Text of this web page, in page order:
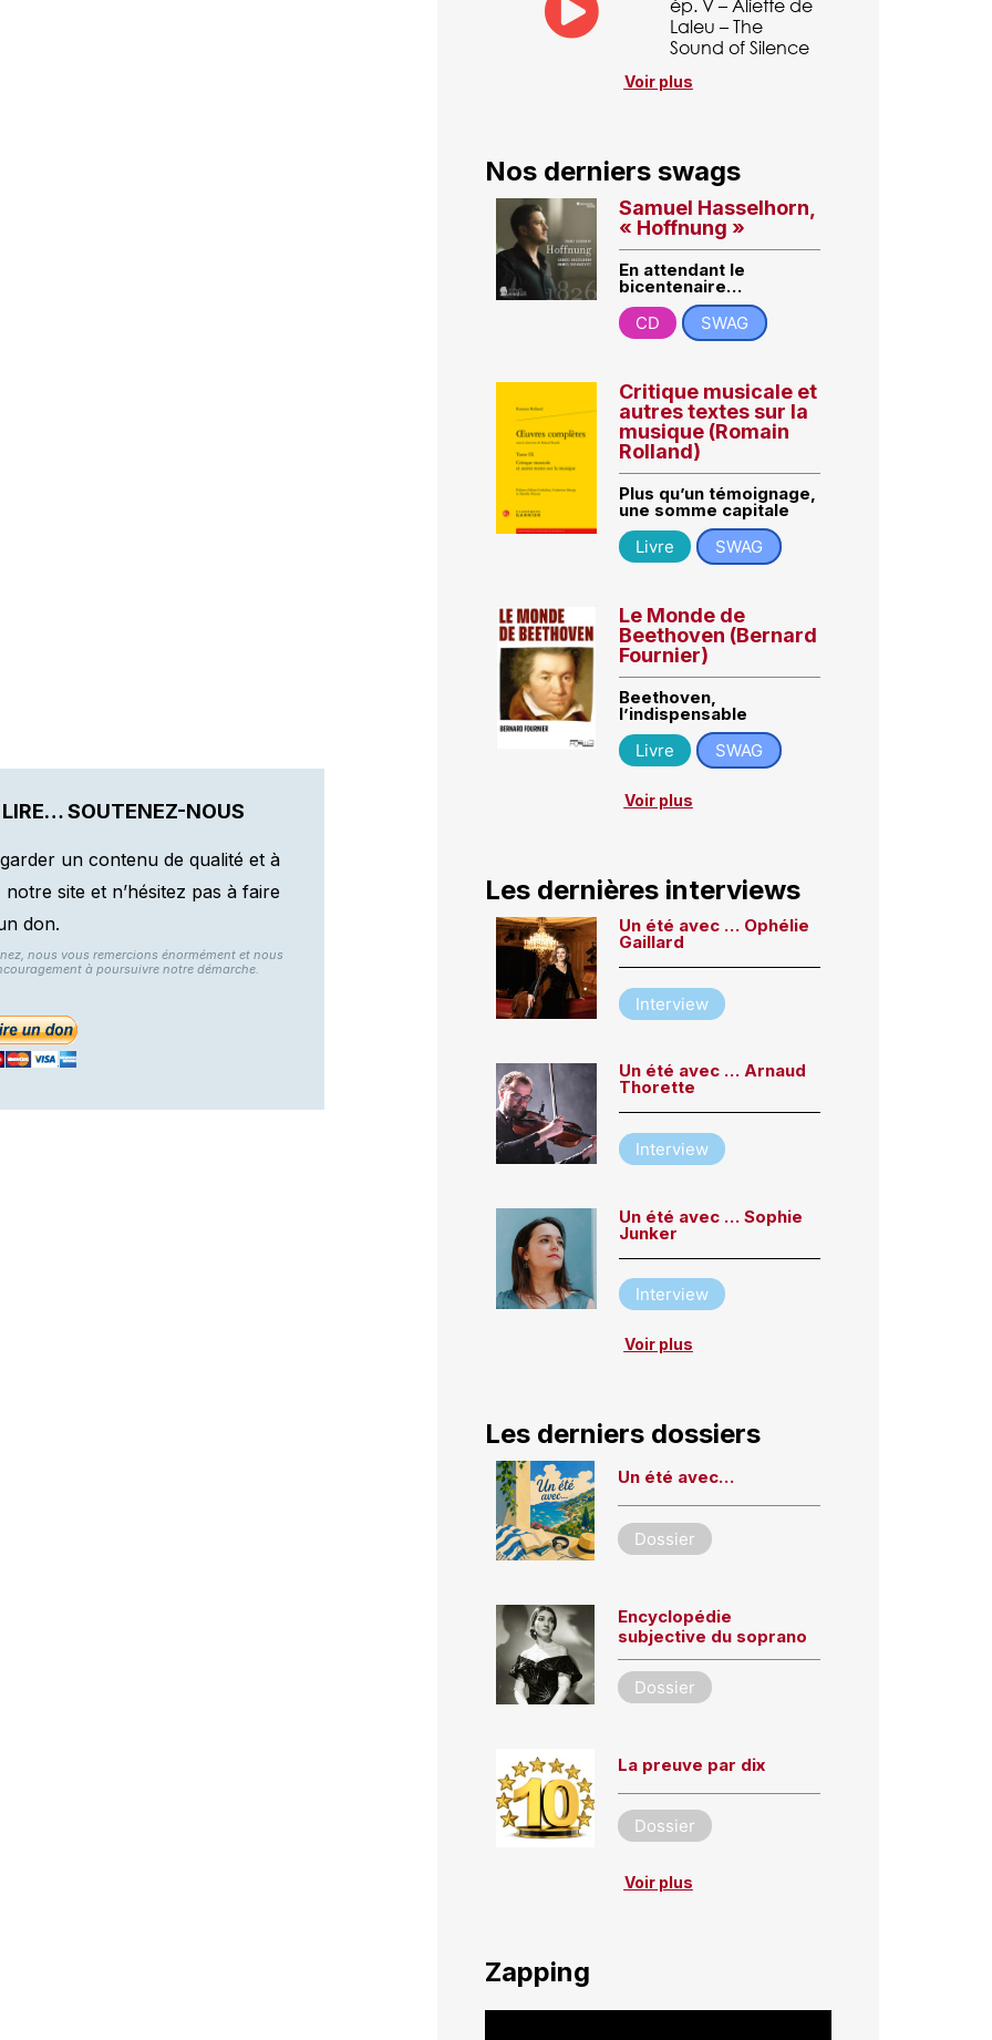
SOUTENEZ-NOUS
un contenu de qualité et à
site et n’hésitez pas à faire
don.
nous vous remercions énormément et nous
à poursuivre notre démarche.
Laleu – The
Sound of Silence
Voir plus
Nos derniers swags
Samuel Hasselhorn,
« Hoffnung »
En attendant le
bicentenaire…
CD
SWAG
Critique musicale et
autres textes sur la
musique (Romain
Rolland)
Plus qu’un témoignage,
une somme capitale
Livre
SWAG
Le Monde de
Beethoven (Bernard
Fournier)
Beethoven,
l’indispensable
Livre
SWAG
Voir plus
Les dernières interviews
Un été avec … Ophélie
Gaillard
Interview
Un été avec … Arnaud
Thorette
Interview
Un été avec … Sophie
Junker
Interview
Voir plus
Les derniers dossiers
Un été avec…
Dossier
Encyclopédie
subjective du soprano
Dossier
La preuve par dix
Dossier
Voir plus
Zapping